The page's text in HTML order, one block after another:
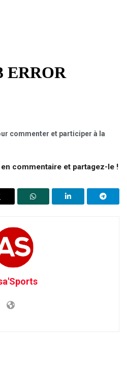
commenter et participer à la
commentaire et partagez-le !